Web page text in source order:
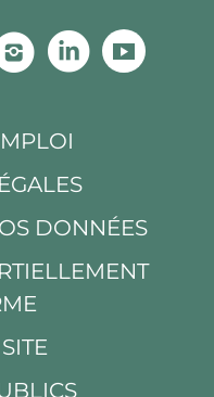
FacebookInstagramLinkedin
DONNÉES